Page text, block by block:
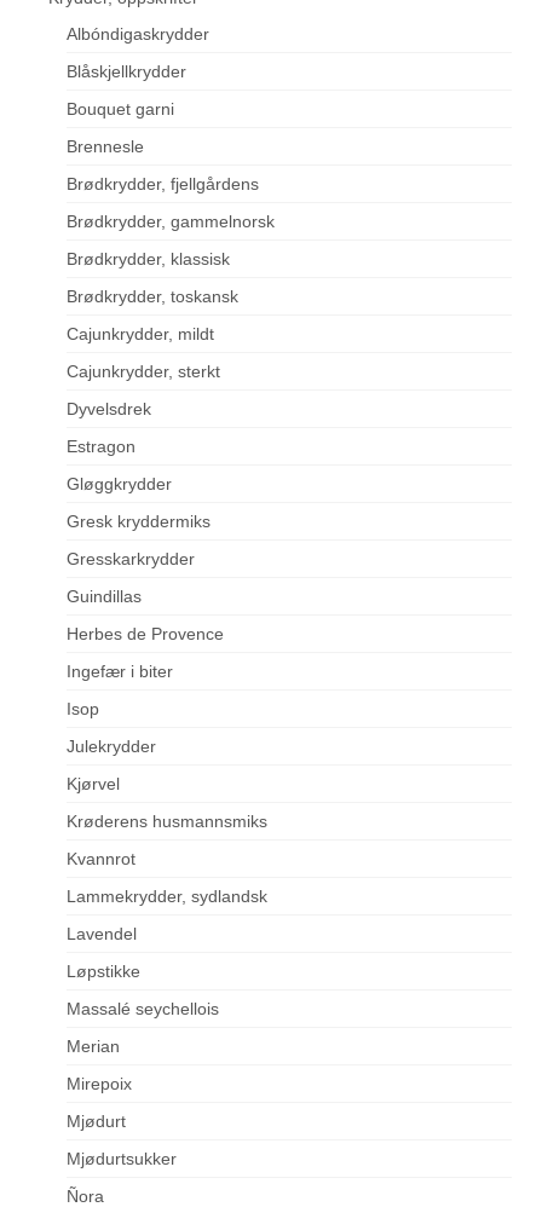
Albóndigaskrydder
Blåskjellkrydder
Bouquet garni
Brennesle
Brødkrydder, fjellgårdens
Brødkrydder, gammelnorsk
Brødkrydder, klassisk
Brødkrydder, toskansk
Cajunkrydder, mildt
Cajunkrydder, sterkt
Dyvelsdrek
Estragon
Gløggkrydder
Gresk kryddermiks
Gresskarkrydder
Guindillas
Herbes de Provence
Ingefær i biter
Isop
Julekrydder
Kjørvel
Krøderens husmannsmiks
Kvannrot
Lammekrydder, sydlandsk
Lavendel
Løpstikke
Massalé seychellois
Merian
Mirepoix
Mjødurt
Mjødurtsukker
Ñora